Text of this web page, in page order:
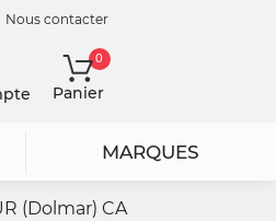
Nous contacter
Panier
0
MARQUES
(Dolmar) CA